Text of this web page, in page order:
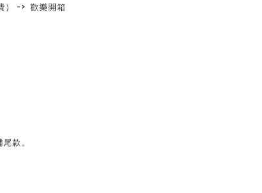
） ->  歡樂開箱
款。